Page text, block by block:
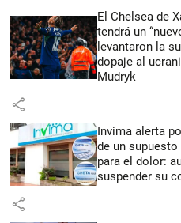
El Chelsea de
tendrá un
levantaron la
dopaje al
Mudryk
share
Invima alerta
de un
para el dolor:
suspender su
share